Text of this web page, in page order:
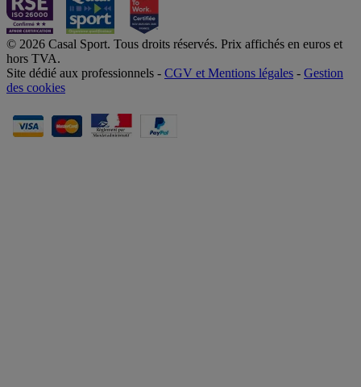
© 2026 Casal Sport. Tous droits réservés. Prix affichés en euros et
hors TVA.
Site dédié aux professionnels - CGV et Mentions légales - Gestion
des cookies